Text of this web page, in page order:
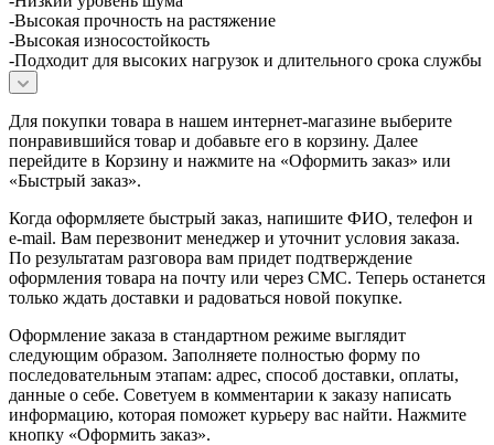
-Высокая прочность на растяжение
-Высокая износостойкость
-Подходит для высоких нагрузок и длительного срока службы
Для покупки товара в нашем интернет-магазине выберите
понравившийся товар и добавьте его в корзину. Далее
перейдите в Корзину и нажмите на «Оформить заказ» или
«Быстрый заказ».
Когда оформляете быстрый заказ, напишите ФИО, телефон и
e-mail. Вам перезвонит менеджер и уточнит условия заказа.
По результатам разговора вам придет подтверждение
оформления товара на почту или через СМС. Теперь останется
только ждать доставки и радоваться новой покупке.
Оформление заказа в стандартном режиме выглядит
следующим образом. Заполняете полностью форму по
последовательным этапам: адрес, способ доставки, оплаты,
данные о себе. Советуем в комментарии к заказу написать
информацию, которая поможет курьеру вас найти. Нажмите
кнопку «Оформить заказ».